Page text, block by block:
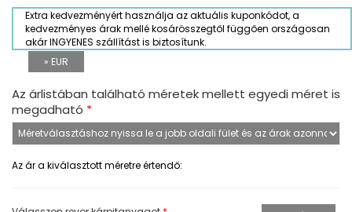
Extra kedvezményért használja az aktuális kuponkódot, a
kedvezményes árak mellé kosárösszegtől függően országosan
akár INGYENES szállítást is biztosítunk.
» EUR
Az árlistában található méretek mellett egyedi méret is
megadható *
Az ár a kiválasztott méretre értendő: